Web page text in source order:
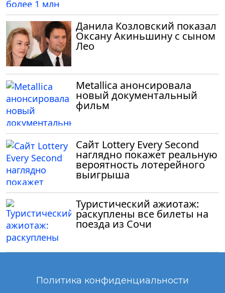
Данила Козловский показал
Оксану Акиньшину с сыном
Лео
Metallica анонсировала
новый документальный
фильм
Сайт Lottery Every Second
наглядно покажет реальную
вероятность лотерейного
выигрыша
Туристический ажиотаж:
раскуплены все билеты на
поезда из Сочи
Политика конфиденциальности